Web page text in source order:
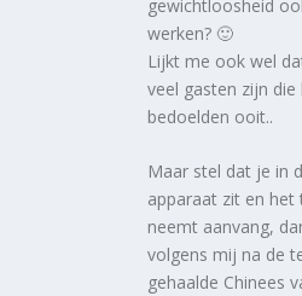
gewichtloosheid
werken? 🙂
Lijkt me ook wel
veel gasten zijn die
bedoelden ooit..
Maar stel dat je in
apparaat zit en het
neemt aanvang,
volgens mij na de
gehaalde Chinees